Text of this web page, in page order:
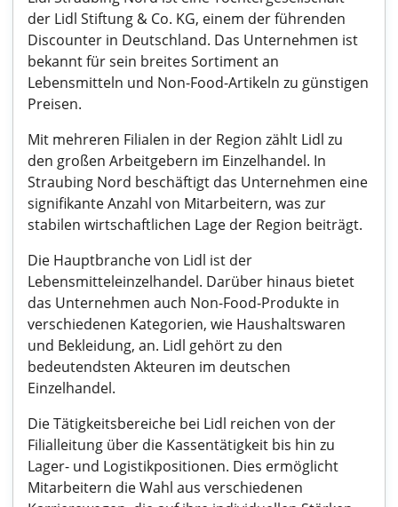
der Lidl Stiftung & Co. KG, einem der führenden
Discounter in Deutschland. Das Unternehmen ist
bekannt für sein breites Sortiment an
Lebensmitteln und Non-Food-Artikeln zu günstigen
Preisen.
Mit mehreren Filialen in der Region zählt Lidl zu
den großen Arbeitgebern im Einzelhandel. In
Straubing Nord beschäftigt das Unternehmen eine
signifikante Anzahl von Mitarbeitern, was zur
stabilen wirtschaftlichen Lage der Region beiträgt.
Die Hauptbranche von Lidl ist der
Lebensmitteleinzelhandel. Darüber hinaus bietet
das Unternehmen auch Non-Food-Produkte in
verschiedenen Kategorien, wie Haushaltswaren
und Bekleidung, an. Lidl gehört zu den
bedeutendsten Akteuren im deutschen
Einzelhandel.
Die Tätigkeitsbereiche bei Lidl reichen von der
Filialleitung über die Kassentätigkeit bis hin zu
Lager- und Logistikpositionen. Dies ermöglicht
Mitarbeitern die Wahl aus verschiedenen